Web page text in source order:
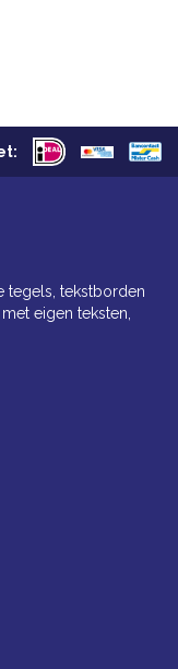
tegels, tekstborden
eigen teksten,